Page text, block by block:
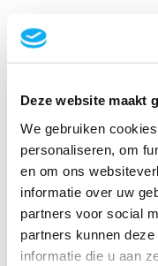
Deze website maakt
We gebruiken
personaliseren, om
en om ons
informatie over uw
partners voor social
partners kunnen
informatie die u aan
Geautoriseerd
B2B Op rekening
Specificaties
Reviews